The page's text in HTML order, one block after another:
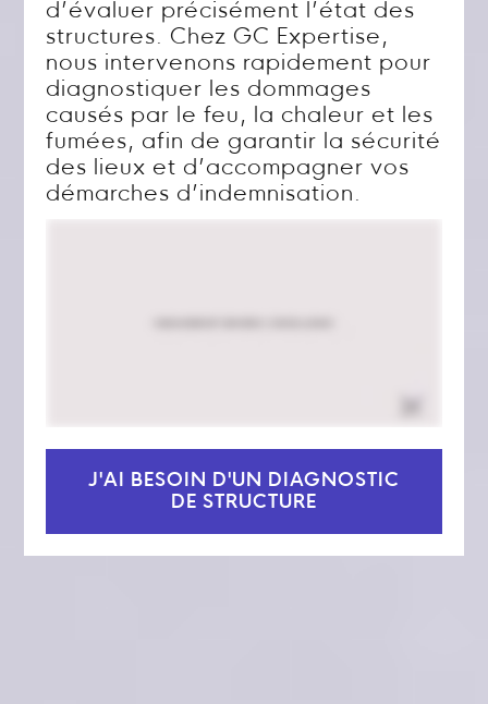
d’évaluer précisément l’état des
structures. Chez GC Expertise,
nous intervenons rapidement pour
diagnostiquer les dommages
causés par le feu, la chaleur et les
fumées, afin de garantir la sécurité
des lieux et d’accompagner vos
démarches d’indemnisation.
J'AI BESOIN D'UN DIAGNOSTIC
DE STRUCTURE